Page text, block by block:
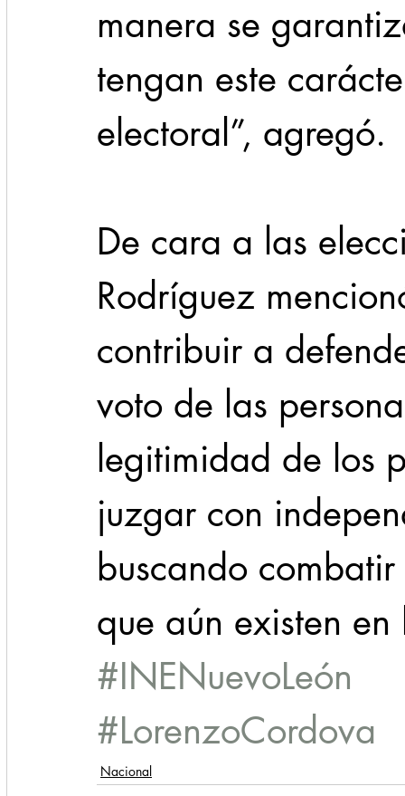
manera se
tengan este
electoral”, agregó.
De cara a las
Rodríguez
contribuir a
voto de las
legitimidad de los
juzgar con
buscando
que aún existen
#INENuevoLeón
#LorenzoCordova
Nacional